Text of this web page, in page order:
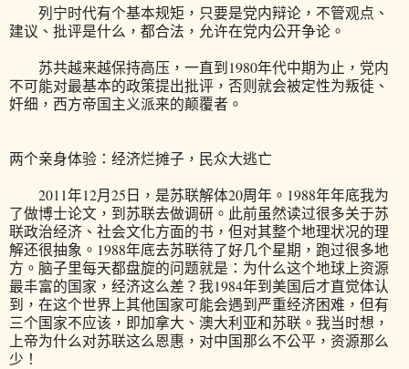
列宁时代有个基本规矩，只要是党内辩论，不管观点、
建议、批评是什么，都合法，允许在党内公开争论。
苏共越来越保持高压，一直到1980年代中期为止，党内
不可能对最基本的政策提出批评，否则就会被定性为叛徒、
奸细，西方帝国主义派来的颠覆者。
两个亲身体验：经济烂摊子，民众大逃亡
2011年12月25日，是苏联解体20周年。1988年年底我为
了做博士论文，到苏联去做调研。此前虽然读过很多关于苏
联政治经济、社会文化方面的书，但对其整个地理状况的理
解还很抽象。1988年底去苏联待了好几个星期，跑过很多地
方。脑子里每天都盘旋的问题就是：为什么这个地球上资源
最丰富的国家，经济这么差？我1984年到美国后才直觉体认
到，在这个世界上其他国家可能会遇到严重经济困难，但有
三个国家不应该，即加拿大、澳大利亚和苏联。我当时想，
上帝为什么对苏联这么恩惠，对中国那么不公平，资源那么
少！